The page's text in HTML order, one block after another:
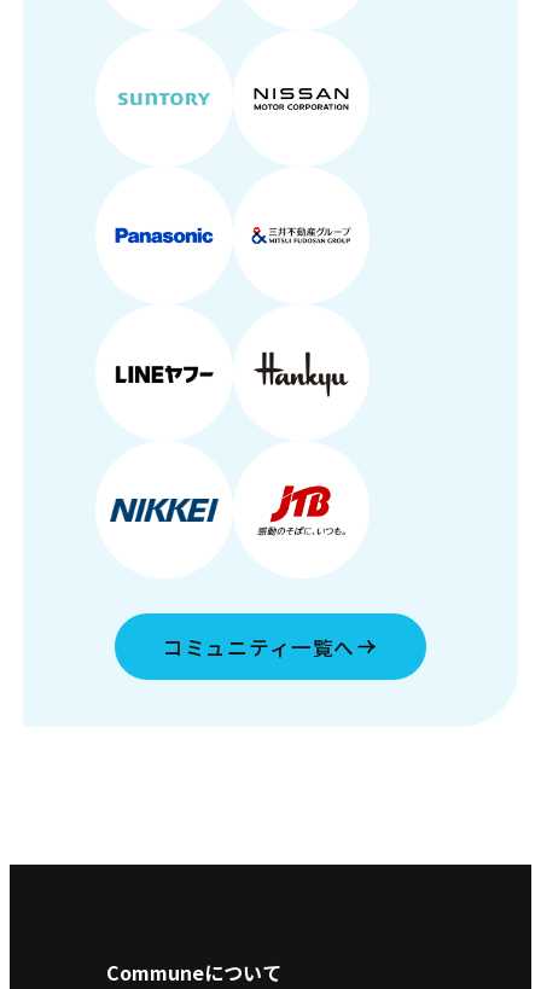
コミュニティ一覧へ
Communeについて